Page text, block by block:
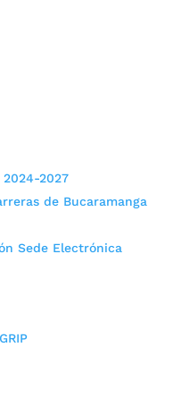
2027
de Bucaramanga
Sede Electrónica
se fomenta en los
la fuente
realiza, como
a estudiantes de
Carrasco. Allí
se llevan a cabo con
la...